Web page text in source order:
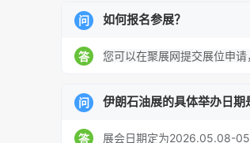
问 如何报名参展？
答 您可以在聚展网提交展位申请
问 伊朗石油展的具体举办日期
答 展会日期定为2026.05.08-